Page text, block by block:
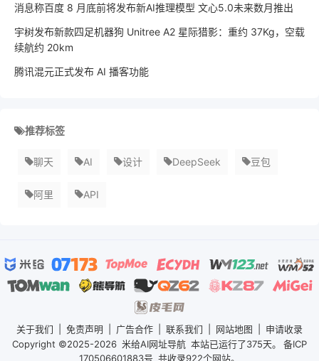
消息称百度 8 月底前将发布新AI推理模型 文心5.0未来数月推出
宇树发布新款四足机器狗 Unitree A2 星际猎影：重约 37Kg，空载
续航约 20km
腾讯混元正式发布 AI 播客功能
推荐标签
聊天 AI 设计 DeepSeek 豆包
阿里 API
关于我们 免责声明 广告合作 联系我们 网站地图
申请收录
Copyright ©2025-2026 米给AI网址导航 本站已运行了375天。
备ICP
170506601883号 共收录922个网站。